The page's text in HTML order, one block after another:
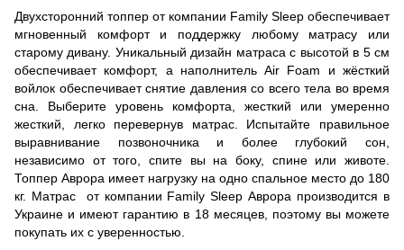
Двухсторонний топпер от компании Family Sleep обеспечивает
мгновенный комфорт и поддержку любому матрасу или
старому дивану. Уникальный дизайн матраса с высотой в 5 см
обеспечивает комфорт, а наполнитель Air Foam и жёсткий
войлок обеспечивает снятие давления со всего тела во время
сна. Выберите уровень комфорта, жесткий или умеренно
жесткий, легко перевернув матрас. Испытайте правильное
выравнивание позвоночника и более глубокий сон,
независимо от того, спите вы на боку, спине или животе.
Топпер Аврора имеет нагрузку на одно спальное место до 180
кг. Матрас от компании Family Sleep Аврора производится в
Украине и имеют гарантию в 18 месяцев, поэтому вы можете
покупать их с уверенностью.